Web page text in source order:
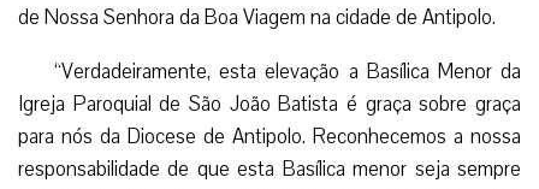
de Nossa Senhora da Boa Viagem na cidade de Antipolo.
“Verdadeiramente, esta elevação a Basílica Menor da
Igreja Paroquial de São João Batista é graça sobre graça
para nós da Diocese de Antipolo. Reconhecemos a nossa
responsabilidade de que esta Basílica menor seja sempre